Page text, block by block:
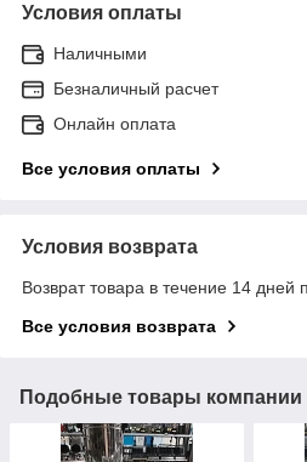
Условия оплаты
Наличными
Безналичный расчет
Онлайн оплата
Все условия оплаты
Условия возврата
Возврат товара в течение 14 дней
Все условия возврата
Подобные товары компании